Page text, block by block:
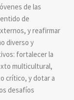
de las
de
y reafirmar
diverso y
fortalecer la
multicultural,
crítico, y dotar a
desafíos